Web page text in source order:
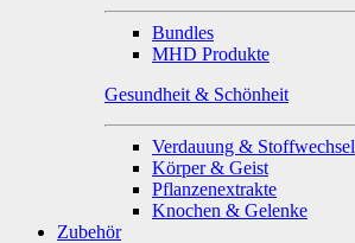
Bundles
MHD Produkte
Gesundheit & Schönheit
Verdauung & Stoffwechsel
Körper & Geist
Pflanzenextrakte
Knochen & Gelenke
Zubehör